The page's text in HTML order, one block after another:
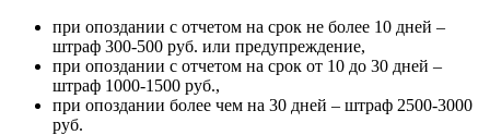
при опоздании с отчетом на срок не более 10 дней –
штраф 300-500 руб. или предупреждение,
при опоздании с отчетом на срок от 10 до 30 дней –
штраф 1000-1500 руб.,
при опоздании более чем на 30 дней – штраф 2500-3000
руб.